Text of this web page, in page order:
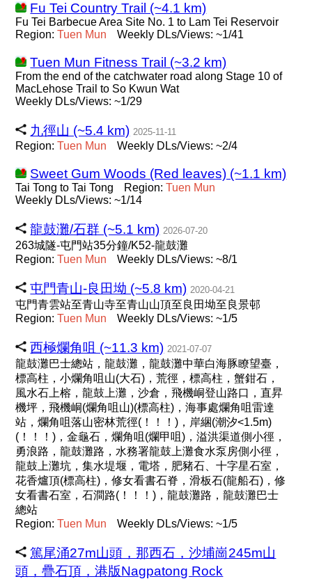
Fu Tei Country Trail (~4.1 km)
Fu Tei Barbecue Area Site No. 1 to Lam Tei Reservoir
Region:Tuen Mun Weekly DLs/Views: ~1/41
Tuen Mun Fitness Trail (~3.2 km)
From the end of the catchwater road along Stage 10 of
MacLehose Trail to So Kwun Wat
Weekly DLs/Views: ~1/29
九徑山 (~5.4 km) 2025-11-11
Region:Tuen Mun Weekly DLs/Views: ~2/4
Sweet Gum Woods (Red leaves) (~1.1 km)
Tai Tong to Tai Tong Region:Tuen Mun
Weekly DLs/Views: ~1/14
龍鼓灘/石群 (~5.1 km) 2026-07-20
263城隧-屯門站35分鐘/K52-龍鼓灘
Region:Tuen Mun Weekly DLs/Views: ~8/1
屯門青山-良田坳 (~5.8 km) 2020-04-21
屯門青雲站至青山寺至青山山頂至良田坳至良景邨
Region:Tuen Mun Weekly DLs/Views: ~1/5
西極爛角咀 (~11.3 km) 2021-07-07
龍鼓灘巴士總站，龍鼓灘，龍鼓灘中華白海豚瞭望臺，
標高柱，小爛角咀山(大石)，荒徑，標高柱，蟹鉗石，
風水石上榕，龍鼓上灘，沙倉，飛機峒登山路口，直昇
機坪，飛機峒(爛角咀山)(標高柱)，海事處爛角咀雷達
站，爛角咀落山密林荒徑(！！！)，岸綑(潮汐<1.5m)
(！！！)，金龜石，爛角咀(爛甲咀)，溢洪渠道側小徑，
勇浪路，龍鼓灘路，水務署龍鼓上灘食水泵房側小徑，
龍鼓上灘坑，集水堤堰，電塔，肥豬石、十字星石室，
花香爐頂(標高柱)，修女看書石脊，滑板石(龍船石)，修
女看書石室，石澗路(！！！)，龍鼓灘路，龍鼓灘巴士
總站
Region:Tuen Mun Weekly DLs/Views: ~1/5
篤尾涌27m山頭，那西石，沙埔崗245m山
頭，疊石頂，港版Nagpatong Rock